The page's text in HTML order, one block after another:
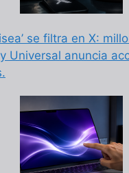
se filtra en X:
Universal anuncia